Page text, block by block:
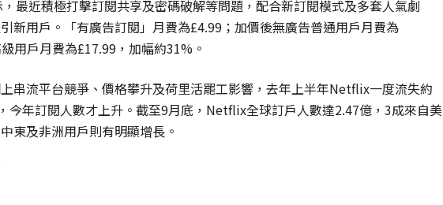
最近積極打擊訂閱共享及密碼破解等問題，配合新訂閱模式及多套人氣劇
新用戶。「有廣告訂閱」月費為£4.99；加價後無廣告普通用戶月費為
用戶月費為£17.99，加幅約31%。
串流平台競爭、價格攀升及荷里活罷工影響，去年上半年Netflix一度流失約
今年訂閱人數才上升。 截至9月底，Netflix全球訂戶人數達2.47億，3成來自美
東及非洲用戶則有明顯增長。